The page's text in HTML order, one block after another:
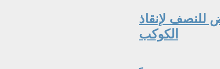
للنصف لإنقاذ
الكوكب